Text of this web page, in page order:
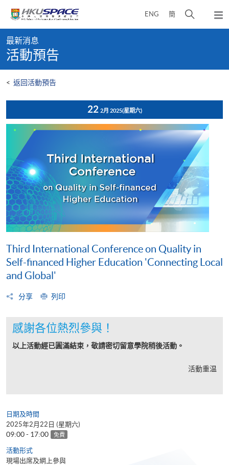
content
ENG 簡
開
彈
出
content
start
最新消息
活動預告
< 返回活動預告
22 2月 2025(星期六)
Third International Conference on Quality in
Self-financed Higher Education 'Connecting Local
and Global'
分享 列印
感謝各位熱烈參與！
以上活動經已圓滿結束，敬請密切留意學院稍後活動。
活動重温
日期及時間
2025年2月22日 (星期六)
09:00 - 17:00 免費
活動形式
現場出席及網上參與